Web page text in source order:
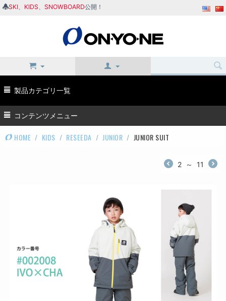
SKI KIDS SNOWBOARD公開！
製品カテゴリ一覧
コンテンツメニュー
HOME / KIDS / RESEEDA / JUNIOR / JUNIOR SUIT
2 ～ 11